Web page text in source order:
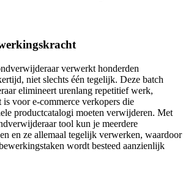
verwerkt honderden
niet slechts één tegelijk. Deze batch
elimineert urenlang repetitief werk,
is voor e-commerce verkopers die
productcatalogi moeten verwijderen. Met
tool kun je meerdere
en ze allemaal tegelijk verwerken, waardoor
wordt besteed aanzienlijk